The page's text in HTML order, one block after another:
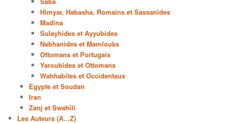
Himyar, Habasha, Romains et Sassanides
Madina
Sulayhides et Ayyubides
Nabhanides et Mamlouks
Ottomans et Portugais
Yaroubides et Ottomans
Wahhabites et Occidentaux
Egypte et Soudan
Iran
Zanj et Swahili
Les Auteurs (A…Z)